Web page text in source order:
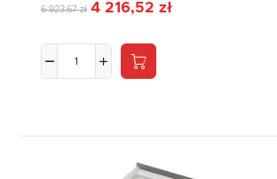
6 923,67 zł 4 216,52 zł